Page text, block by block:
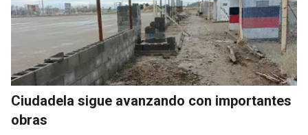
Ciudadela sigue avanzando con importantes
obras